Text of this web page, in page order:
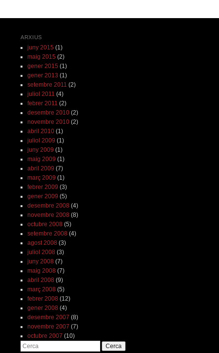
ARXIUS
juny 2015 (1)
maig 2015 (2)
gener 2015 (1)
gener 2013 (1)
setembre 2011 (2)
juliol 2011 (4)
febrer 2011 (2)
desembre 2010(2)
novembre 2010(2)
abril 2010(1)
juliol 2009 (1)
juny 2009 (1)
maig 2009 (1)
abril 2009 (7)
març 2009 (1)
febrer 2009 (3)
gener 2009 (5)
desembre 2008 (4)
novembre 2008 (8)
octubre 2008 (5)
setembre 2008 (4)
agost 2008 (3)
juliol 2008 (3)
juny 2008 (7)
maig 2008 (7)
abril 2008 (9)
març 2008 (5)
febrer 2008 (12)
gener 2008 (4)
desembre 2007 (8)
novembre 2007 (7)
octubre 2007 (10)
Cerca